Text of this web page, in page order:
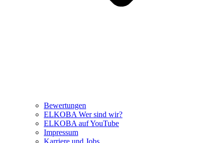
Bewertungen
ELKOBA Wer sind wir?
ELKOBA auf YouTube
Impressum
Karriere und Jobs